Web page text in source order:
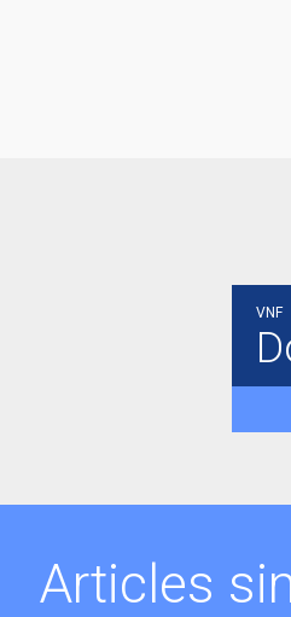
VNF
Articles